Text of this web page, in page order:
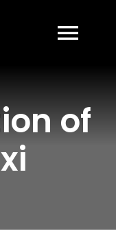
À PROPOS
of